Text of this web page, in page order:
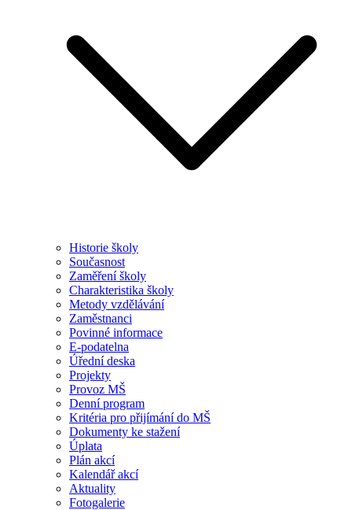
Historie školy
Současnost
Zaměření školy
Charakteristika školy
Metody vzdělávání
Zaměstnanci
Povinné informace
E-podatelna
Úřední deska
Projekty
Provoz MŠ
Denní program
Kritéria pro přijímání do MŠ
Dokumenty ke stažení
Úplata
Plán akcí
Kalendář akcí
Aktuality
Fotogalerie